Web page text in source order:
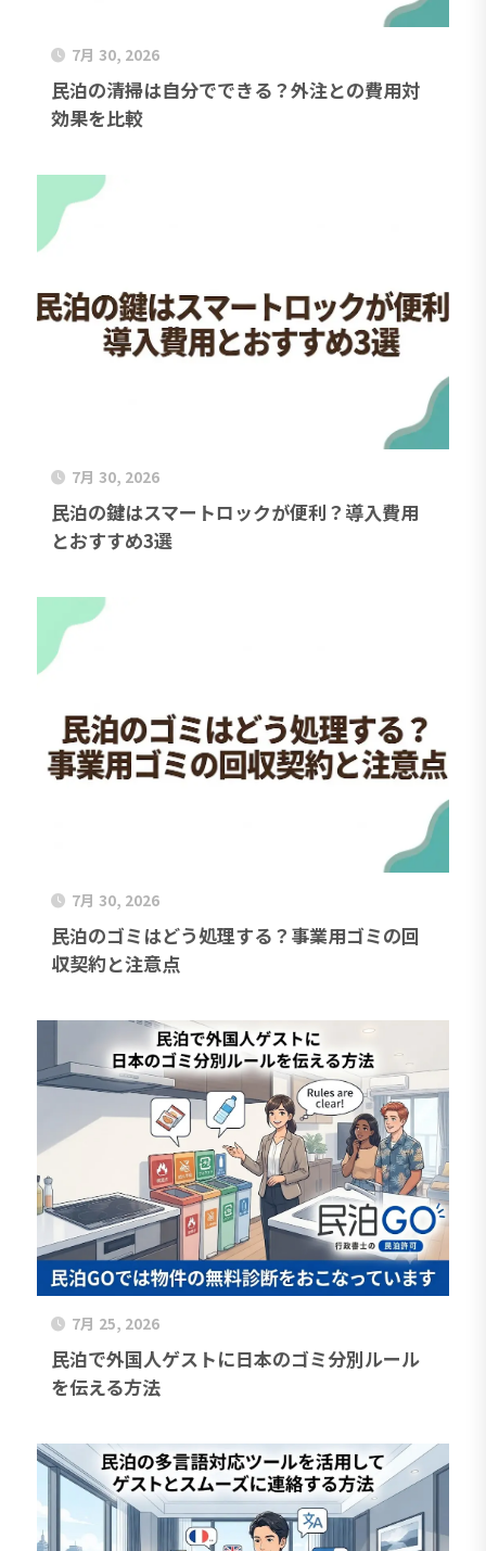
7月 30, 2026
民泊の清掃は自分でできる？外注との費用対
効果を比較
7月 30, 2026
民泊の鍵はスマートロックが便利？導入費用
とおすすめ3選
7月 30, 2026
民泊のゴミはどう処理する？事業用ゴミの回
収契約と注意点
7月 25, 2026
民泊で外国人ゲストに日本のゴミ分別ルール
を伝える方法